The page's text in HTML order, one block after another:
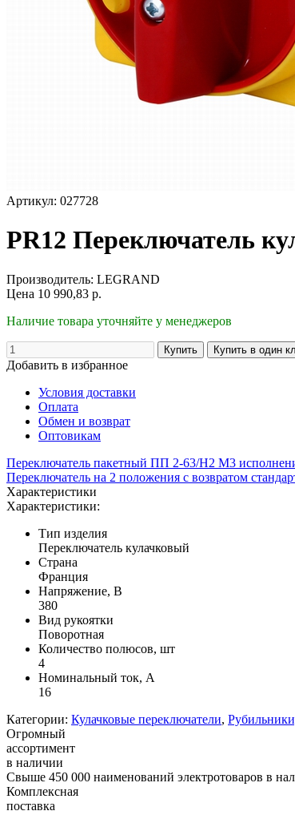
Артикул: 027728
PR12 Переключатель
Производитель: LEGRAND
Цена 10 990,83 р.
Наличие товара уточняйте у менеджеров
Добавить в избранное
Условия доставки
Оплата
Обмен и возврат
Оптовикам
Переключатель пакетный ПП 2-63/Н2 М3
Переключатель на 2 положения с возвратом
Характеристики
Характеристики:
Тип изделия
Переключатель кулачковый
Страна
Франция
Напряжение, В
380
Вид рукоятки
Поворотная
Количество полюсов, шт
4
Номинальный ток, А
16
Категории: Кулачковые переключатели,
Огромный
ассортимент
в наличии
Свыше 450 000 наименований электротоваров в
Комплексная
поставка